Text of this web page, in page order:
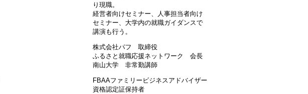
り現職。
経営者向けセミナー、人事担当者向け
セミナー、大学内の就職ガイダンスで
講演も行う。
株式会社パフ 取締役
ふるさと就職応援ネットワーク 会長
南山大学 非常勤講師
FBAAファミリービジネスアドバイザー
資格認定証保持者